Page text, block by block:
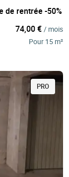
de rentrée -50%
74,00 € / mois
Pour 15 m²
PRO